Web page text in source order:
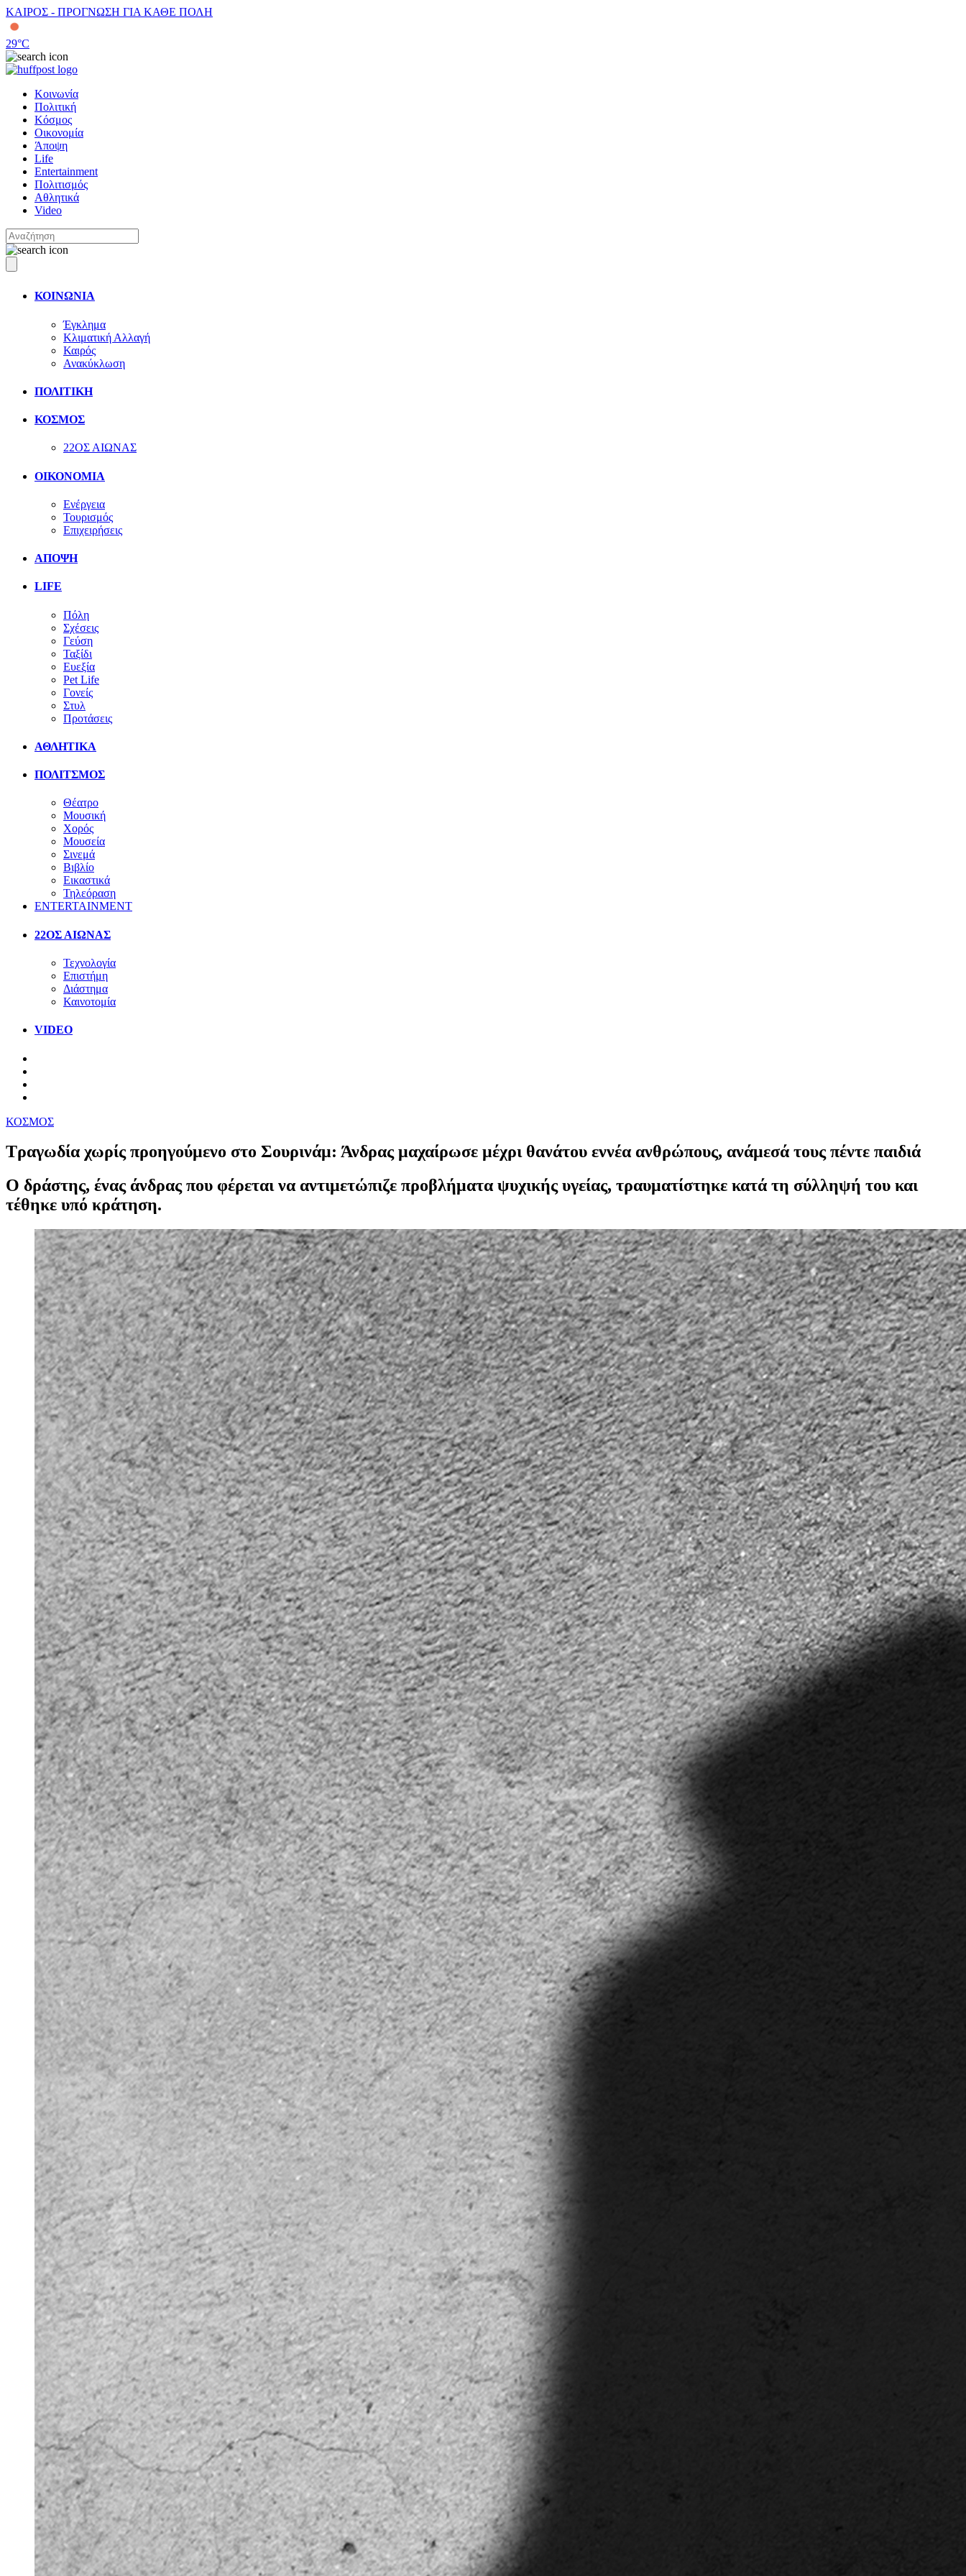
ΚΑΙΡΟΣ - ΠΡΟΓΝΩΣΗ ΓΙΑ ΚΑΘΕ ΠΟΛΗ
29°C
Κοινωνία
Πολιτική
Κόσμος
Οικονομία
Άποψη
Life
Entertainment
Πολιτισμός
Αθλητικά
Video
ΚΟΙΝΩΝΙΑ
Έγκλημα
Κλιματική Αλλαγή
Καιρός
Ανακύκλωση
ΠΟΛΙΤΙΚΗ
ΚΟΣΜΟΣ
22ΟΣ ΑΙΩΝΑΣ
ΟΙΚΟΝΟΜΙΑ
Ενέργεια
Τουρισμός
Επιχειρήσεις
ΑΠΟΨΗ
LIFE
Πόλη
Σχέσεις
Γεύση
Ταξίδι
Ευεξία
Pet Life
Γονείς
Στυλ
Προτάσεις
ΑΘΛΗΤΙΚΑ
ΠΟΛΙΤΣΜΟΣ
Θέατρο
Μουσική
Χορός
Μουσεία
Σινεμά
Βιβλίο
Εικαστικά
Τηλεόραση
ENTERTAINMENT
22ΟΣ ΑΙΩΝΑΣ
Τεχνολογία
Επιστήμη
Διάστημα
Καινοτομία
VIDEO
ΚΟΣΜΟΣ
Τραγωδία χωρίς προηγούμενο στο Σουρινάμ: Άνδρας μαχαίρωσε μέχρι θανάτου εννέα ανθρώπους, ανάμεσά τους πέντε παιδιά
Ο δράστης, ένας άνδρας που φέρεται να αντιμετώπιζε προβλήματα ψυχικής υγείας, τραυματίστηκε κατά τη σύλληψή του και
τέθηκε υπό κράτηση.